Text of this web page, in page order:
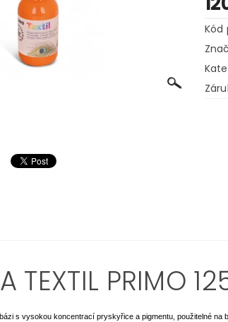
Kód
TEXTIL PRIMO
s vysokou koncentrací pryskyřice a pigmentu, použitelné na